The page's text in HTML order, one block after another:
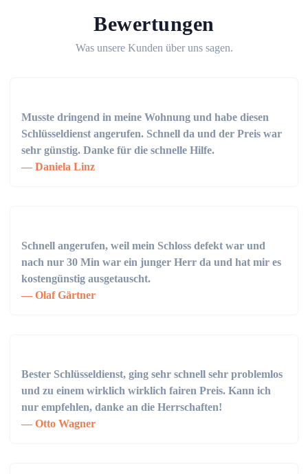
Bewertungen
Was unsere Kunden über uns sagen.
Musste dringend in meine Wohnung und habe diesen
Schlüsseldienst angerufen. Schnell da und der Preis war
sehr günstig. Danke für die schnelle Hilfe.
Daniela Linz
Schnell angerufen, weil mein Schloss defekt war und
nach nur 30 Min war ein junger Herr da und hat mir es
kostengünstig ausgetauscht.
Olaf Gärtner
Bester Schlüsseldienst, ging sehr schnell sehr problemlos
und zu einem wirklich wirklich fairen Preis. Kann ich
nur empfehlen, danke an die Herrschaften!
Otto Wagner